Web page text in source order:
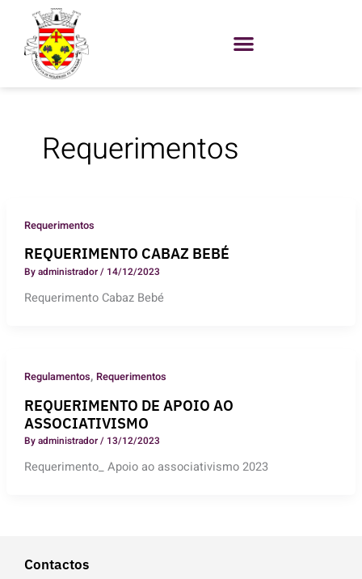
content
Requerimentos
Requerimentos
REQUERIMENTO CABAZ BEBÉ
Byadministrador/ 14/12/2023
Requerimento Cabaz Bebé
Regulamentos, Requerimentos
REQUERIMENTO DE APOIO AO
ASSOCIATIVISMO
Byadministrador/ 13/12/2023
Requerimento_ Apoio ao associativismo 2023
Contactos